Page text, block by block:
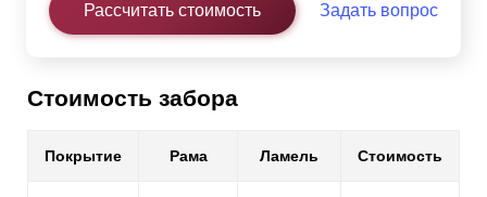
Рассчитать стоимость Задать вопрос
Стоимость забора
Покрытие Рама Ламель Стоимость